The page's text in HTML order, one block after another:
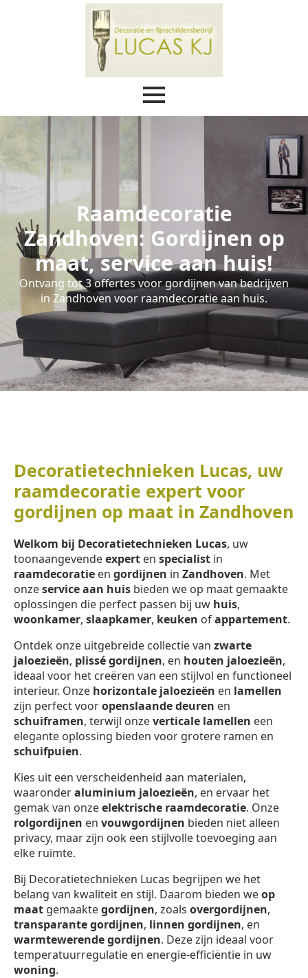
Raamdecoratie
Zandhoven: Gordijnen op
maat, service aan huis!
Ontvang tot 3 offertes voor gordijnen van bedrijven
in Zandhoven voor raamdecoratie aan huis.
Decoratietechnieken Lucas, uw
raamdecoratie expert voor
gordijnen op maat in Zandhoven
Welkom bij Decoratietechnieken Lucas, uw
toonaangevendeexpert en specialist in
raamdecoratie en gordijnen in Zandhoven. Met
onzeservice aan huis bieden we op maat gemaakte
oplossingen die perfect passen bij uw huis,
woonkamer, slaapkamer, keuken ofappartement.
Ontdek onze uitgebreide collectie van zwarte
jaloezieën, plissé gordijnen, en houten jaloezieën,
ideaal voor het creëren van een stijlvol en functioneel
interieur. Onze horizontale jaloezieën en lamellen
zijn perfect vooropenslaande deuren en
schuiframen, terwijl onzeverticale lamellen een
elegante oplossing bieden voor grotere ramen en
schuifpuien.
Kies uit een verscheidenheid aan materialen,
waaronderaluminium jaloezieën, en ervaar het
gemak van onzeelektrische raamdecoratie. Onze
rolgordijnen en vouwgordijnen bieden niet alleen
privacy, maar zijn ook een stijlvolle toevoeging aan
elke ruimte.
Bij Decoratietechnieken Lucas begrijpen we het
belang van kwaliteit en stijl. Daarom bieden weop
maat gemaaktegordijnen, zoals overgordijnen,
transparante gordijnen, linnen gordijnen, en
warmtewerende gordijnen. Deze zijn ideaal voor
temperatuurregulatie en energie-efficiëntie in uw
woning.